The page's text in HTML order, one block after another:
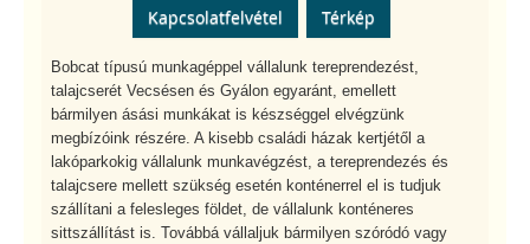
Kapcsolatfelvétel Térkép
Bobcat típusú munkagéppel vállalunk tereprendezést,
talajcserét Vecsésen és Gyálon egyaránt, emellett
bármilyen ásási munkákat is készséggel elvégzünk
megbízóink részére. A kisebb családi házak kertjétől a
lakóparkokig vállalunk munkavégzést, a tereprendezés és
talajcsere mellett szükség esetén konténerrel el is tudjuk
szállítani a felesleges földet, de vállalunk konténeres
sittszállítást is. Továbbá vállaljuk bármilyen szóródó vagy